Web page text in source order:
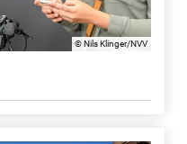
© Nils Klinger/NVV